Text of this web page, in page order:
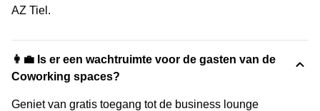
AZ Tiel.
👩‍💼 Is er een wachtruimte voor de gasten van de
Coworking spaces?
Geniet van gratis toegang tot de business lounge